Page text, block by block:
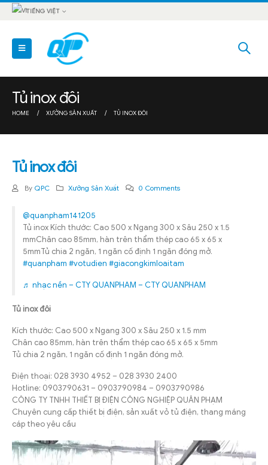
TIẾNG VIỆT
Tủ inox đôi
HOME XƯỞNG SẢN XUẤT TỦ INOX ĐÔI
Tủ inox đôi
By QPC Xưởng Sản Xuất 0 Comments
@quanpham141205
Tủ inox Kích thước: Cao 500 x Ngang 300 x Sâu 250 x 1.5
mmChân cao 85mm, hàn trên thẩm thép cao 65 x 65 x
5mmTủ chia 2 ngăn, 1 ngăn cố định 1 ngăn đóng mở.
#quanpham #votudien #giacongkimloaitam
♬ nhạc nền – CTY QUANPHAM – CTY QUANPHAM
Tủ inox đôi
Kích thước: Cao 500 x Ngang 300 x Sâu 250 x 1.5 mm
Chân cao 85mm, hàn trên thẩm thép cao 65 x 65 x 5mm
Tủ chia 2 ngăn, 1 ngăn cố định 1 ngăn đóng mở.
Điện thoại: 028 3930 4952 – 028 3930 2400
Hotline: 0903790631 – 0903790984 – 0903790986
CÔNG TY TNHH THIẾT BỊ ĐIỆN CÔNG NGHIỆP QUÂN PHẠM
Chuyên cung cấp thiết bị điện, sản xuất vỏ tủ điện, thang máng
cáp theo yêu cầu